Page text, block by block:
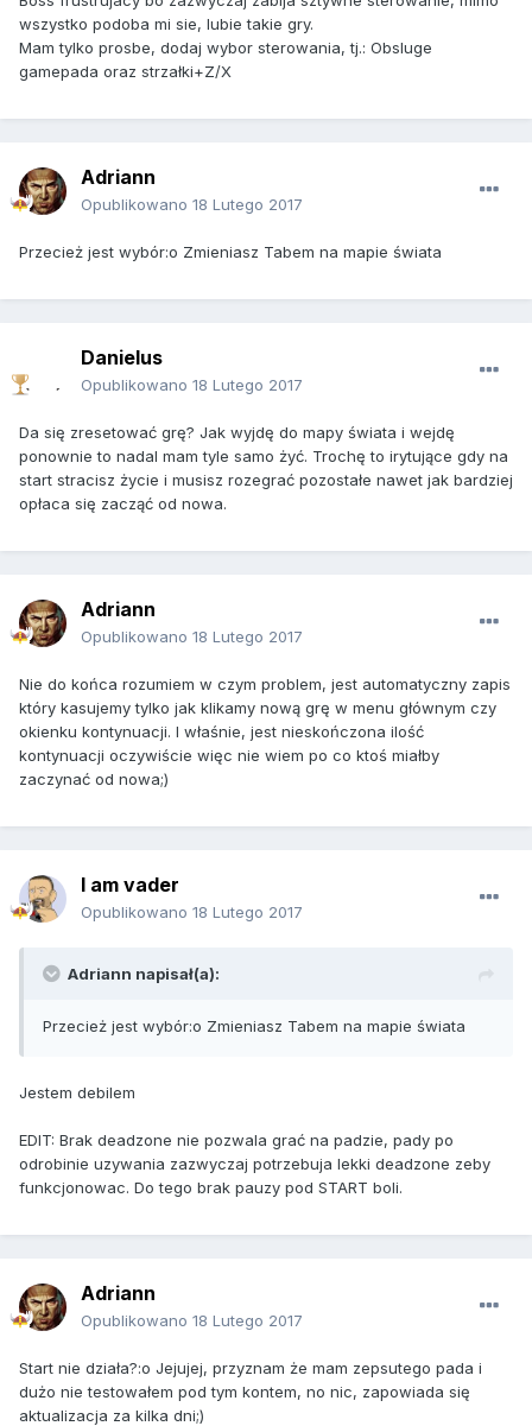
wszystko podoba mi sie, lubie takie gry.
Mam tylko prosbe, dodaj wybor sterowania, tj.: Obsluge
gamepada oraz strzałki+Z/X
Adriann
Opublikowano 18 Lutego 2017
Przecież jest wybór:o Zmieniasz Tabem na mapie świata
Danielus
Opublikowano 18 Lutego 2017
Da się zresetować grę? Jak wyjdę do mapy świata i wejdę
ponownie to nadal mam tyle samo żyć. Trochę to irytujące gdy na
start stracisz życie i musisz rozegrać pozostałe nawet jak bardziej
opłaca się zacząć od nowa.
Adriann
Opublikowano 18 Lutego 2017
Nie do końca rozumiem w czym problem, jest automatyczny zapis
który kasujemy tylko jak klikamy nową grę w menu głównym czy
okienku kontynuacji. I właśnie, jest nieskończona ilość
kontynuacji oczywiście więc nie wiem po co ktoś miałby
zaczynać od nowa;)
I am vader
Opublikowano 18 Lutego 2017
Adriann napisał(a):
Przecież jest wybór:o Zmieniasz Tabem na mapie świata
Jestem debilem
EDIT: Brak deadzone nie pozwala grać na padzie, pady po
odrobinie uzywania zazwyczaj potrzebuja lekki deadzone zeby
funkcjonowac. Do tego brak pauzy pod START boli.
Adriann
Opublikowano 18 Lutego 2017
Start nie działa?:o Jejujej, przyznam że mam zepsutego pada i
dużo nie testowałem pod tym kontem, no nic, zapowiada się
aktualizacja za kilka dni;)